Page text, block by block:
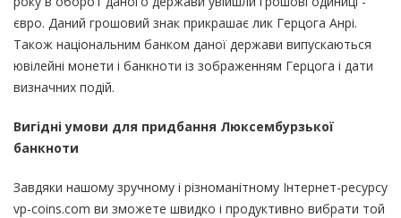
євро. Даний грошовий знак прикрашає лик Герцога Анрі.
Також національним банком даної держави випускаються
ювілейні монети і банкноти із зображенням Герцога і дати
визначних подій.
Вигідні умови для придбання Люксембурзької
банкноти
Завдяки нашому зручному і різноманітному Інтернет-ресурсу
vp-coins.com ви зможете швидко і продуктивно вибрати той